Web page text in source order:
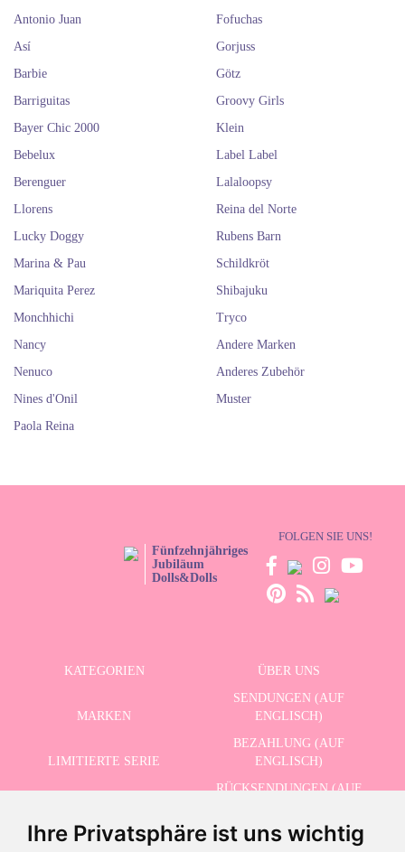
Ihre Privatsphäre ist uns wichtig
Antonio Juan
Así
Barbie
Barriguitas
Bayer Chic 2000
Bebelux
Berenguer
Fofuchas
Gorjuss
Götz
Groovy Girls
Klein
Label Label
Lalaloopsy
Llorens
Lucky Doggy
Marina & Pau
Mariquita Perez
Monchhichi
Nancy
Nenuco
Nines d'Onil
Paola Reina
Reina del Norte
Rubens Barn
Schildkröt
Shibajuku
Tryco
Andere Marken
Anderes Zubehör
Muster
Fünfzehnjähriges
Jubiläum
Dolls&Dolls
FOLGEN SIE UNS!
KATEGORIEN ÜBER UNS
MARKEN
SENDUNGEN (AUF
ENGLISCH)
LIMITIERTE SERIE
BEZAHLUNG (AUF
ENGLISCH)
RÜCKSENDUNGEN (AUF
SCHLUSSVERKAUF
KONTAKT